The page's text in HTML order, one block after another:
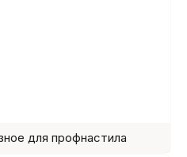
для профнастила